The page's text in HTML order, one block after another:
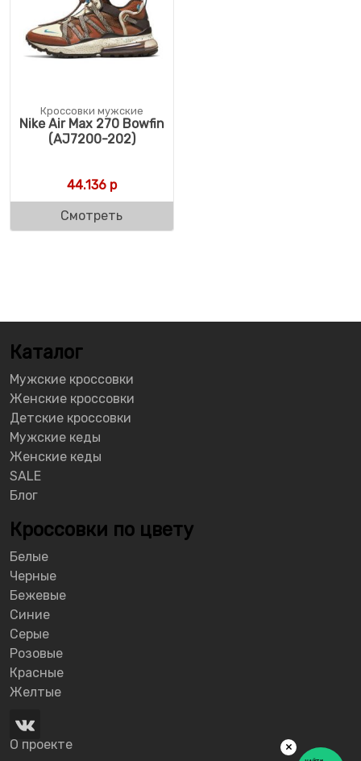
Кроссовки мужские
Nike Air Max 270 Bowfin
(AJ7200-202)
44.136р
Смотреть
Каталог
Мужские кроссовки
Женские кроссовки
Детские кроссовки
Мужские кеды
Женские кеды
SALE
Блог
Кроссовки по цвету
Белые
Черные
Бежевые
Синие
Серые
Розовые
Красные
Желтые
О проекте ×